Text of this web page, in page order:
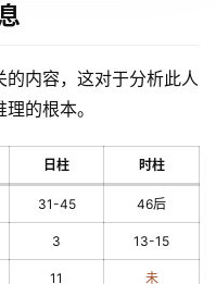
内容，这对于分析此人
的根本。
日柱 时柱
31-45 46后
3 13-15
11 未